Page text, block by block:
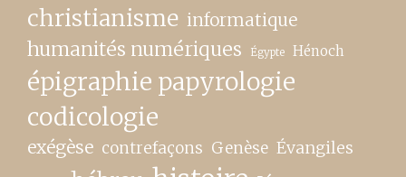
christianisme informatique
humanités numériques Égypte Hénoch
épigraphie papyrologie
codicologie
exégèse contrefaçons Genèse Évangiles